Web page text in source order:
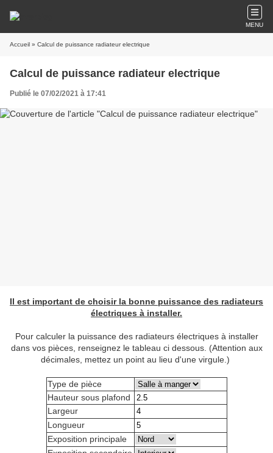
MENU
Accueil » Calcul de puissance radiateur electrique
Calcul de puissance radiateur electrique
Publié le 07/02/2021 à 17:41
Il est important de choisir la bonne puissance des radiateurs
électriques à installer.
Pour calculer la puissance des radiateurs électriques à installer
dans vos pièces, renseignez le tableau ci dessous. (Attention aux
décimales, mettez un point au lieu d'une virgule.)
Type de pièce
Hauteur sous plafond
Largeur
Longueur
Exposition principale